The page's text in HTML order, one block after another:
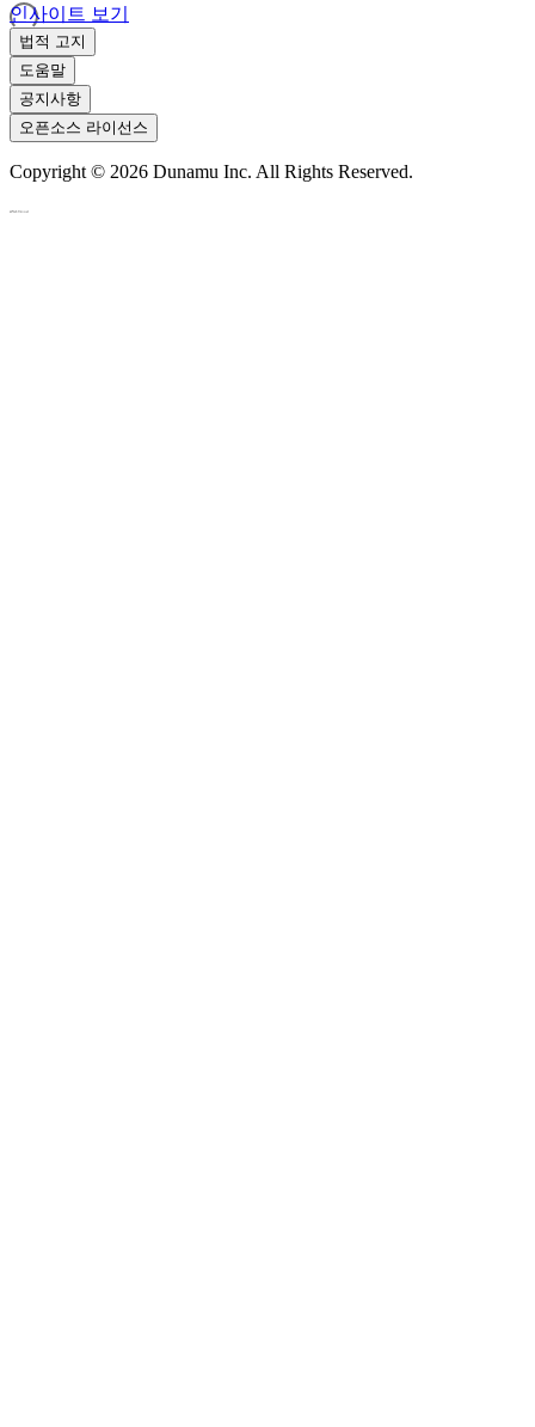
인사이트 보기
법적 고지
도움말
공지사항
오픈소스 라이선스
Copyright © 2026 Dunamu Inc. All Rights Reserved.